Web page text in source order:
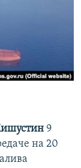
9
на 20